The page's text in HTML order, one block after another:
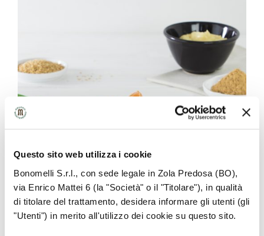
Questo sito web utilizza i cookie
Bonomelli S.r.l., con sede legale in Zola Predosa (BO),
via Enrico Mattei 6 (la "Società" o il "Titolare"), in qualità
di titolare del trattamento, desidera informare gli utenti (gli
"Utenti") in merito all'utilizzo dei cookie su questo sito.